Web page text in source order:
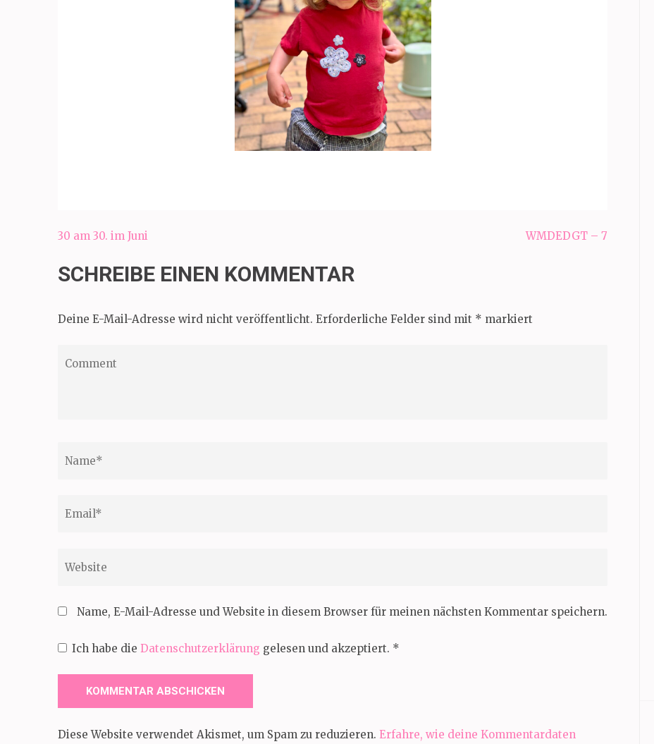
Beitragsnavigation
30 am 30. im Juni WMDEDGT – 7
SCHREIBE EINEN KOMMENTAR
Deine E-Mail-Adresse wird nicht veröffentlicht. Erforderliche Felder sind mit * markiert
Name, E-Mail-Adresse und Website in diesem Browser für meinen nächsten Kommentar speichern.
Ich habe die Datenschutzerklärung gelesen und akzeptiert. *
Diese Website verwendet Akismet, um Spam zu reduzieren. Erfahre, wie deine Kommentardaten